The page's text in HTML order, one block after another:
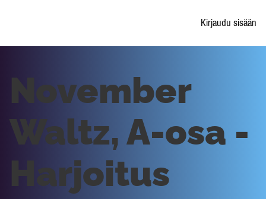
Kirjaudu sisään
November
Waltz, A-osa -
Harjoitus